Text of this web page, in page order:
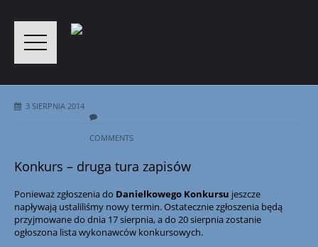
3 SIERPNIA 2014
COMMENTS
Konkurs – druga tura zapisów
Ponieważ zgłoszenia do Danielkowego Konkursu jeszcze
napływają ustaliliśmy nowy termin. Ostatecznie zgłoszenia będą
przyjmowane do dnia 17 sierpnia, a do 20 sierpnia zostanie
ogłoszona lista wykonawców konkursowych.